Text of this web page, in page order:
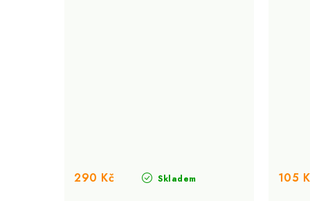
Skladem
290 Kč 105